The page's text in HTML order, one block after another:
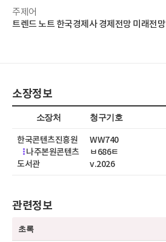
주제어
트렌드 노트 한국경제사 경제전망 미래전망
소장정보
소장처 청구기호
한국콘텐츠진흥원
나주본원콘텐츠
도서관
WW740
ㅂ686ㅌ
v.2026
관련정보
초록